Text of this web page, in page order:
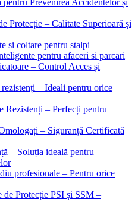
Prevenirea Accidentelor și
Protecție – Calitate Superioară și
si coltare pentru stalpi
pentru afaceri si parcari
– Control Acces și
– Ideali pentru orice
Rezistenți – Perfecți pentru
– Siguranță Certificată
– Soluția ideală pentru
profesionale – Pentru orice
de Protecție PSI și SSM –